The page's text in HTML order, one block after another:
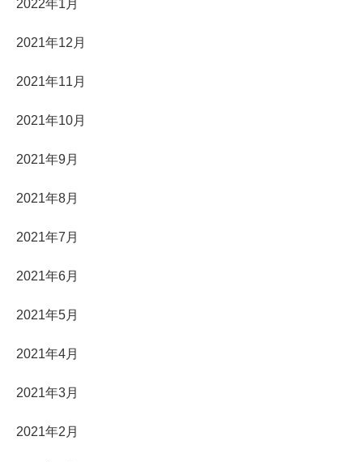
2022年1月
2021年12月
2021年11月
2021年10月
2021年9月
2021年8月
2021年7月
2021年6月
2021年5月
2021年4月
2021年3月
2021年2月